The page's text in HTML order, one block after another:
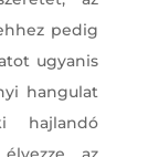
pedig
ugyanis
hangulat
hajlandó